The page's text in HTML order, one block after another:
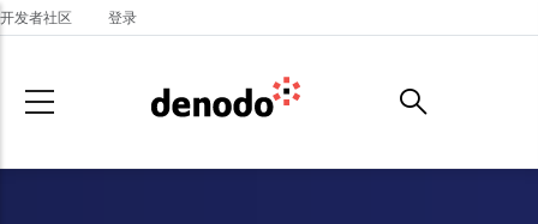
Skip to main content
开发者社区 登录